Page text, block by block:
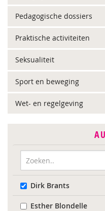
Pedagogische dossiers
Praktische activiteiten
Seksualiteit
Sport en beweging
Wet- en regelgeving
Dirk Brants
Esther Blondelle